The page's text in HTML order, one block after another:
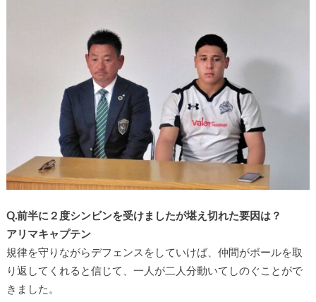
Q.前半に２度シンビンを受けましたが堪え切れた要因は？
アリマキャプテン
規律を守りながらデフェンスをしていけば、仲間がボールを取
り返してくれると信じて、一人が二人分動いてしのぐことがで
きました。